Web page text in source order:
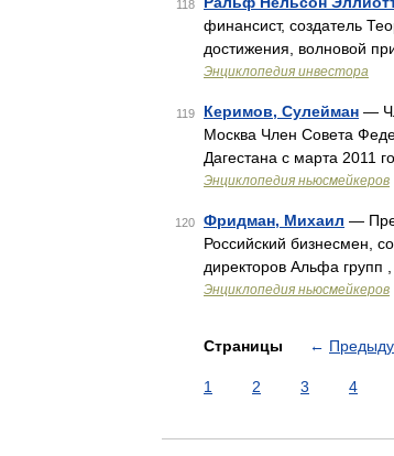
118
финансист, создатель
достижения, волновой
Энциклопедия инвестора
119 Керимов, Сулейман —
Москва Член Совета
Дагестана с марта 2011
Энциклопедия ньюсмейкеров
120 Фридман, Михаил —
Российский бизнесмен,
директоров Альфа групп
Энциклопедия ньюсмейкеров
Страницы ←
1 2 3 4